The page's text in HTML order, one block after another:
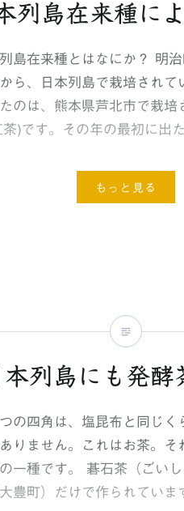
列島在来種に
島在来種とはなにか？ 明
ら、日本列島で栽培されて
のは、熊本県芦北市で栽培
茶)です。その年の最初に出
もっと見る
本列島にも発酵
の四角は、塩昆布と同じく
りません。これはお茶。
一種です。 碁石茶（ごい
豊町）だけで作られてい